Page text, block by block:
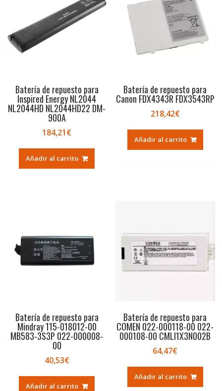
Batería de repuesto para
Inspired Energy NL2044
NL2044HD NL2044HD22 DM-
900A
184,21€
Añadir al carrito
Batería de repuesto para
Canon FDX4343R FDX3543RP
218,42€
Añadir al carrito
Batería de repuesto para
Mindray 115-018012-00
MB583-3S3P 022-000008-
00
40,53€
Añadir al carrito
Batería de repuesto para
COMEN 022-000118-00 022-
000108-00 CMLI1X3N002B
64,47€
Añadir al carrito